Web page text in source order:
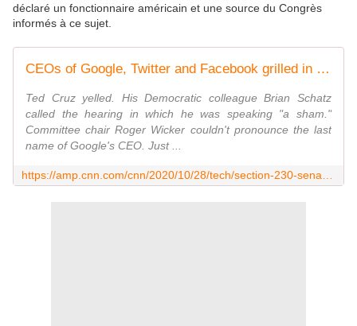
déclaré un fonctionnaire américain et une source du Congrès
informés à ce sujet.
CEOs of Google, Twitter and Facebook grilled in Senate hearing
Ted Cruz yelled. His Democratic colleague Brian Schatz
called the hearing in which he was speaking "a sham."
Committee chair Roger Wicker couldn't pronounce the last
name of Google's CEO. Just ...